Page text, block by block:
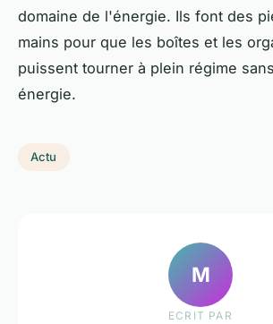
domaine de l'énergie. Ils font des
mains pour que les boîtes et les
puissent tourner à plein régime
énergie.
Actu
M
ECRIT PAR